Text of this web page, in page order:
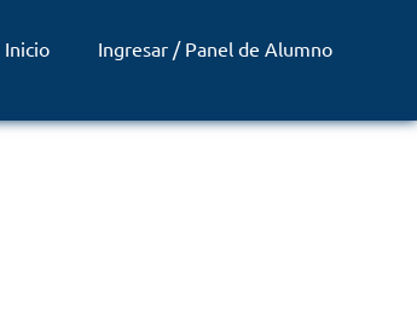
Inicio Ingresar / Panel de Alumno